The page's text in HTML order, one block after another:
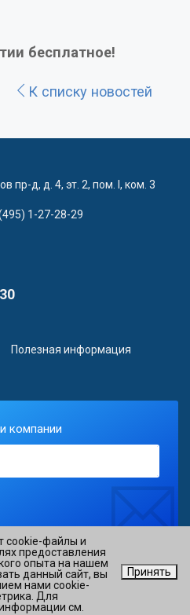
бесплатное!
К списку новостей
пр-д, д. 4, эт. 2, пом. I, ком. 3
1-27-28-29
Полезная информация
компании
ИНН 7725088527 ОГРН
cookie-файлы и
предоставления
опыта на нашем
данный сайт, вы
нами cookie-
Для
см.
Принять